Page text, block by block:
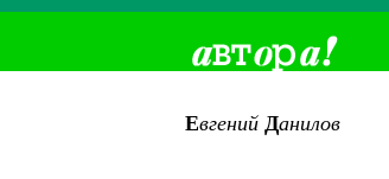
Евгений Данилов